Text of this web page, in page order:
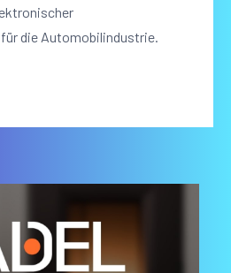
die Automobilindustrie.